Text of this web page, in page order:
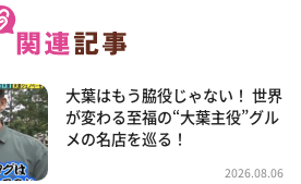
大葉はもう脇役じゃない！ 世界
が変わる至福の“大葉主役”グル
メの名店を巡る！
2026.08.06